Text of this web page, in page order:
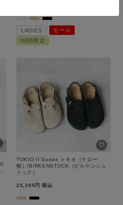
予約商品
WEB限定
LADIES
セール
WEB限定
TOKIO II Suede トキオ（ナロー
幅）/BIRKENSTOCK（ビルケンシュ
トック）
25,300 税込